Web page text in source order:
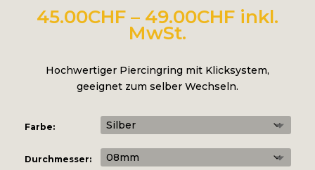
45.00CHF – 49.00CHF inkl.
MwSt.
Hochwertiger Piercingring mit Klicksystem,
geeignet zum selber Wechseln.
Farbe:
Durchmesser: